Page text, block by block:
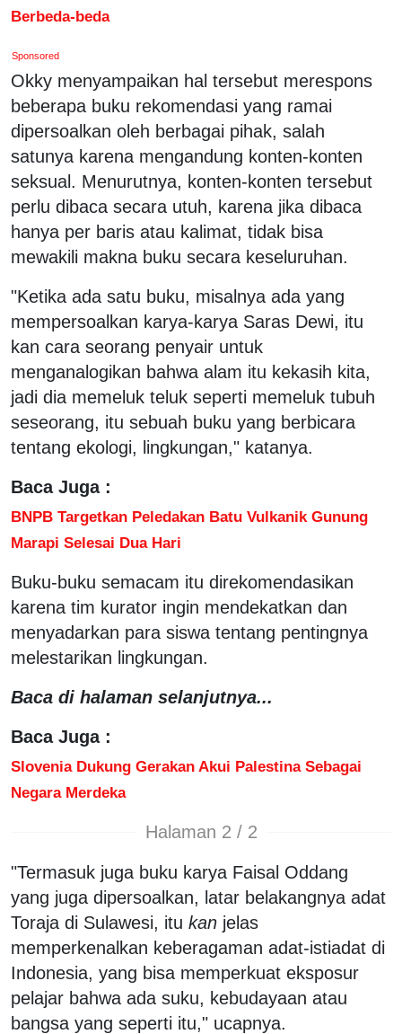
Berbeda-beda
Sponsored
Okky menyampaikan hal tersebut merespons
beberapa buku rekomendasi yang ramai
dipersoalkan oleh berbagai pihak, salah
satunya karena mengandung konten-konten
seksual. Menurutnya, konten-konten tersebut
perlu dibaca secara utuh, karena jika dibaca
hanya per baris atau kalimat, tidak bisa
mewakili makna buku secara keseluruhan.
"Ketika ada satu buku, misalnya ada yang
mempersoalkan karya-karya Saras Dewi, itu
kan cara seorang penyair untuk
menganalogikan bahwa alam itu kekasih kita,
jadi dia memeluk teluk seperti memeluk tubuh
seseorang, itu sebuah buku yang berbicara
tentang ekologi, lingkungan," katanya.
Baca Juga :
BNPB Targetkan Peledakan Batu Vulkanik Gunung
Marapi Selesai Dua Hari
Buku-buku semacam itu direkomendasikan
karena tim kurator ingin mendekatkan dan
menyadarkan para siswa tentang pentingnya
melestarikan lingkungan.
Baca di halaman selanjutnya...
Baca Juga :
Slovenia Dukung Gerakan Akui Palestina Sebagai
Negara Merdeka
Halaman 2 / 2
"Termasuk juga buku karya Faisal Oddang
yang juga dipersoalkan, latar belakangnya adat
Toraja di Sulawesi, itu kan jelas
memperkenalkan keberagaman adat-istiadat di
Indonesia, yang bisa memperkuat eksposur
pelajar bahwa ada suku, kebudayaan atau
bangsa yang seperti itu," ucapnya.